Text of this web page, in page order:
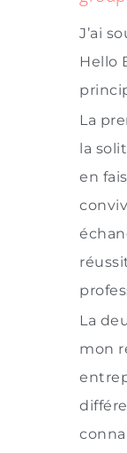
J’ai
Hello
La
la
en
La
mon